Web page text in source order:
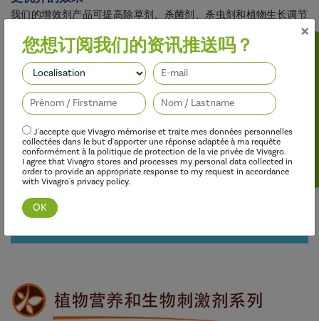
我们的增效剂产品可提高除草剂、杀菌剂、杀虫剂和植物生长调节
×
您想订阅我们的资讯推送吗？
J'accepte que Vivagro mémorise et traite mes données personnelles
collectées dans le but d'apporter une réponse adaptée à ma requête
conformément à la politique de protection de la vie privée de Vivagro.
I agree that Vivagro stores and processes my personal data collected in
order to provide an appropriate response to my request in accordance
with Vivagro's privacy policy.